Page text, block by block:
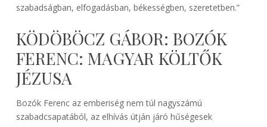
szabadságban, elfogadásban, békességben, szeretetben.”
KÖDÖBÖCZ GÁBOR: BOZÓK
FERENC: MAGYAR KÖLTŐK
JÉZUSA
Bozók Ferenc az emberiség nem túl nagyszámú
szabadcsapatából, az elhívás útján járó hűségesek